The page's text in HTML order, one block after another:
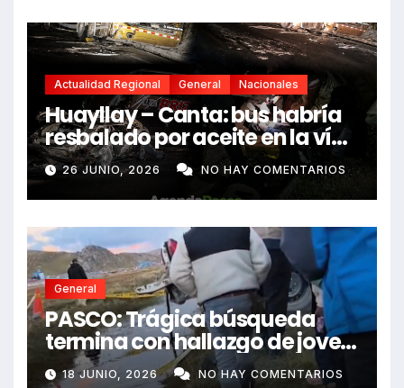
Actualidad Regional General Nacionales
Huayllay – Canta: bus habría
resbalado por aceite en la vía
e impactó auto siniestrado
dejando dos fallecidos
26 JUNIO, 2026 NO HAY COMENTARIOS
General
PASCO: Trágica búsqueda
termina con hallazgo de joven
sin vida en Rancas
18 JUNIO, 2026 NO HAY COMENTARIOS